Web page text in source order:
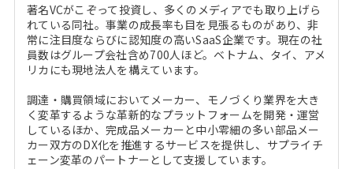
著名VCがこぞって投資し、多くのメディアでも取り上げら
れている同社。事業の成長率も目を見張るものがあり、非
常に注目度ならびに認知度の高いSaaS企業です。現在の社
員数はグループ会社含め700人ほど。ベトナム、タイ、アメ
リカにも現地法人を構えています。
調達・購買領域においてメーカー、モノづくり業界を大き
く変革するような革新的なプラットフォームを開発・運営
しているほか、完成品メーカーと中小零細の多い部品メー
カー双方のDX化を推進するサービスを提供し、サプライチ
ェーン変革のパートナーとして支援しています。